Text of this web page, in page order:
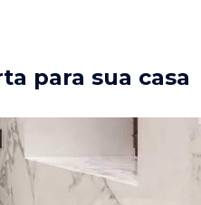
para sua casa